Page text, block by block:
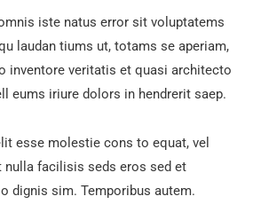
iste natus error sit voluptatems
laudan tiums ut, totams se aperiam,
inventore veritatis et quasi architecto
eums iriure dolors in hendrerit saep.
esse molestie cons to equat, vel
nulla facilisis seds eros sed et
dignis sim. Temporibus autem.